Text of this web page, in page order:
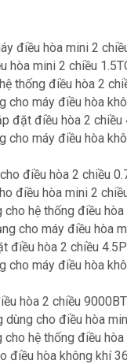
điều hòa mini 2
mini 2 chiều
thống điều hòa 2
máy điều hòa
đặt điều hòa 2 chiều
máy điều hòa
điều hòa 2 chiều
điều hòa mini 2
hệ thống điều hòa
cho máy điều hòa
hòa 2 chiều 4.5P
máy điều hòa
hòa 2 chiều
cho điều hòa
hệ thống điều hòa
điều hòa không khí